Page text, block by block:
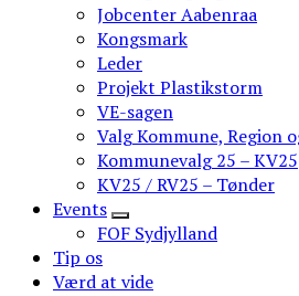
Jobcenter Aabenraa
Kongsmark
Leder
Projekt Plastikstorm
VE-sagen
Valg Kommune, Region
Kommunevalg 25 – KV25
KV25 / RV25 – Tønder
Events
FOF Sydjylland
Tip os
Værd at vide